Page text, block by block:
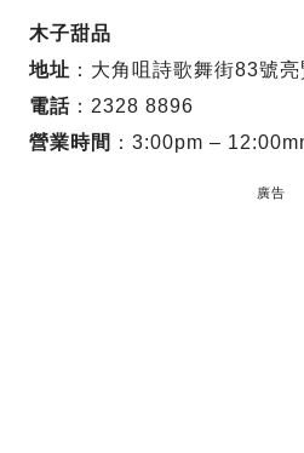
木子甜品
地址 ：大角咀詩歌舞街83號
電話 ：2328 8896
營業時間 ：3:00pm –
廣告